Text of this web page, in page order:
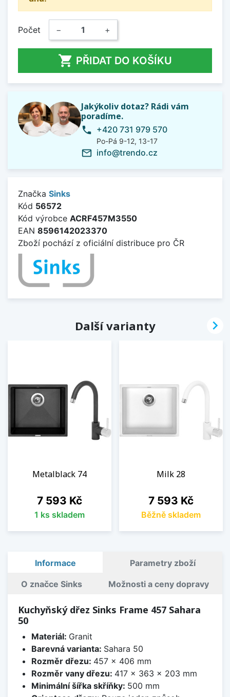
Počet − +
 PŘIDAT DO KOŠÍKU
Jakýkoliv dotaz? Rádi vám
poradíme.
phone +420 731 979 570
Po-Pá 9-12, 13-17
mail_outline info@trendo.cz
Značka Sinks
Kód 56572
Kód výrobce ACRF457M3550
EAN 8596142023370
Zboží pochází z oficiální distribuce pro ČR
Další varianty
Metalblack 74
Cena
7 593 Kč
1 ks skladem
Milk 28
Cena
7 593 Kč
Běžně skladem

Informace Parametry zboží
O značce Sinks Možnosti a ceny dopravy
Kuchyňský dřez Sinks Frame 457 Sahara
50
Materiál: Granit
Barevná varianta: Sahara 50
Rozměr dřezu: 457 x 406 mm
Rozměr vany dřezu: 417 x 363 x 203 mm
Minimální šířka skříňky: 500 mm